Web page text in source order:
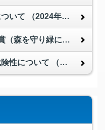
いて （2024年07月09日 ）
親しむ功労者）について
性について （2022年10月26日 ）